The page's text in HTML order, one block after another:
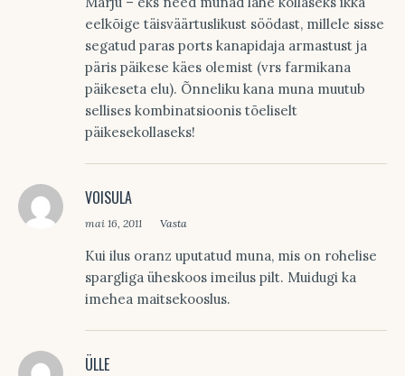
eelkõige täisväärtuslikust söödast, millele sisse
segatud paras ports kanapidaja armastust ja
päris päikese käes olemist (vrs farmikana
päikeseta elu). Õnneliku kana muna muutub
sellises kombinatsioonis tõeliselt
päikesekollaseks!
VOISULA
mai 16, 2011 Vasta
Kui ilus oranz uputatud muna, mis on rohelise
spargliga üheskoos imeilus pilt. Muidugi ka
imehea maitsekooslus.
ÜLLE